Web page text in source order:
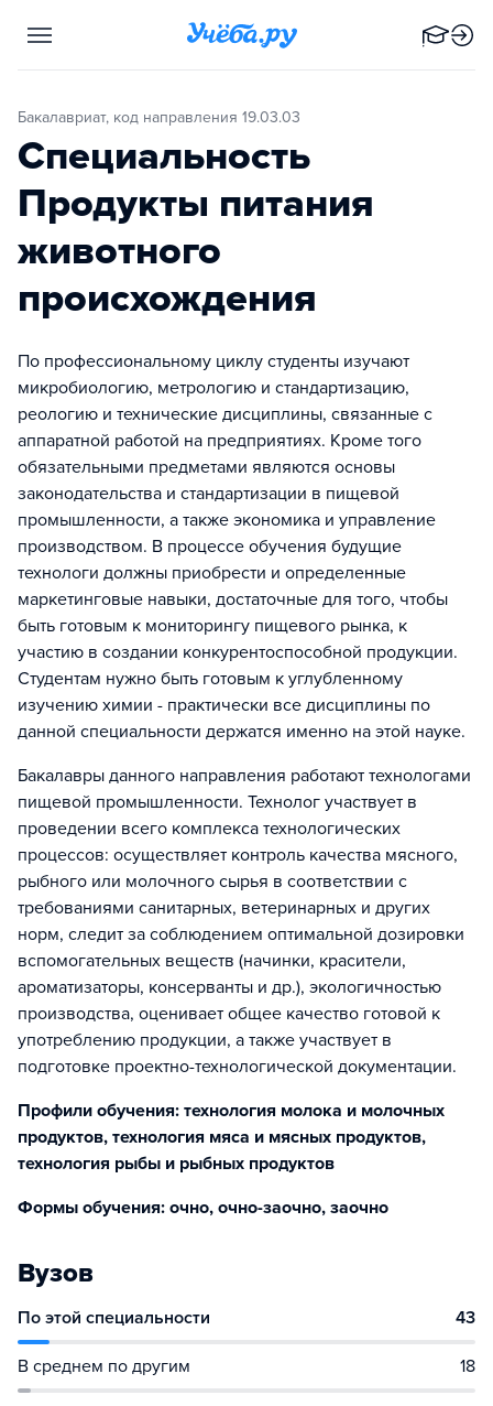
Бакалавриат, код направления 19.03.03
Специальность
Продукты питания
животного
происхождения
По профессиональному циклу студенты изучают
микробиологию, метрологию и стандартизацию,
реологию и технические дисциплины, связанные с
аппаратной работой на предприятиях. Кроме того
обязательными предметами являются основы
законодательства и стандартизации в пищевой
промышленности, а также экономика и управление
производством. В процессе обучения будущие
технологи должны приобрести и определенные
маркетинговые навыки, достаточные для того, чтобы
быть готовым к мониторингу пищевого рынка, к
участию в создании конкурентоспособной продукции.
Студентам нужно быть готовым к углубленному
изучению химии - практически все дисциплины по
данной специальности держатся именно на этой науке.
Бакалавры данного направления работают технологами
пищевой промышленности. Технолог участвует в
проведении всего комплекса технологических
процессов: осуществляет контроль качества мясного,
рыбного или молочного сырья в соответствии с
требованиями санитарных, ветеринарных и других
норм, следит за соблюдением оптимальной дозировки
вспомогательных веществ (начинки, красители,
ароматизаторы, консерванты и др.), экологичностью
производства, оценивает общее качество готовой к
употреблению продукции, а также участвует в
подготовке проектно-технологической документации.
Профили обучения: технология молока и молочных
продуктов, технология мяса и мясных продуктов,
технология рыбы и рыбных продуктов
Формы обучения: очно, очно-заочно, заочно
Вузов
По этой специальности 43
В среднем по другим 18